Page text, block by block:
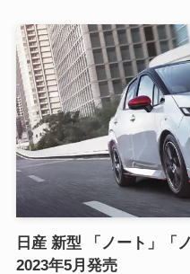
日産 新型 「ノート」「
2023年5月発売